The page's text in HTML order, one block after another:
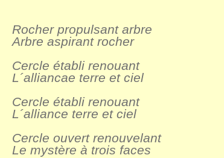
Rocher propulsant arbre
Arbre aspirant rocher
Cercle établi renouant
L´alliancae terre et ciel
Cercle établi renouant
L´alliance terre et ciel
Cercle ouvert renouvelant
Le mystère à trois faces